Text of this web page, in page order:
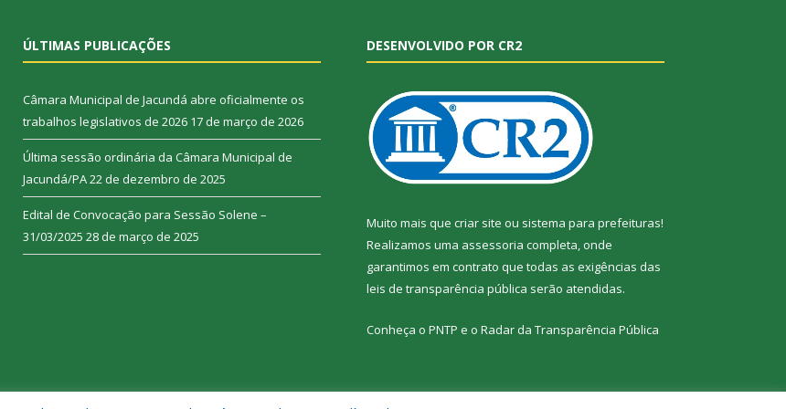
ÚLTIMAS PUBLICAÇÕES
Câmara Municipal de Jacundá abre oficialmente os
trabalhos legislativos de 2026 17 de março de 2026
Última sessão ordinária da Câmara Municipal de
Jacundá/PA22 de dezembro de 2025
Edital de Convocação para Sessão Solene –
31/03/2025 28 de março de 2025
DESENVOLVIDO POR CR2
Muito mais que criar site ou sistema para prefeituras!
Realizamos uma assessoria completa, onde
garantimos em contrato que todas as exigências das
leis de transparência pública serão atendidas.
Conheça o PNTP e o Radar da Transparência Pública